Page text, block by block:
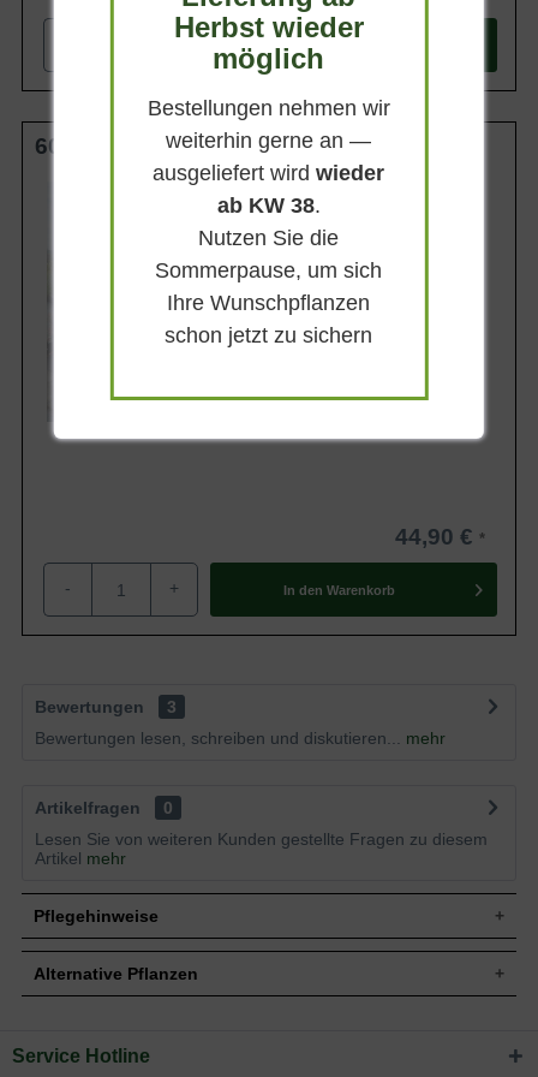
+ In den
60-80 cm C10
bis zu 2 m
Belaubung
Blatt- / Nadelfarbe
Mittelgrün
Standort
Lieferbar
44,90 €
- + In den Warenkorb
Bewertungen
3
Bewertungen lesen, schreiben und diskutieren...
mehr
Artikelfragen
0
Lesen Sie von weiteren Kunden gestellte Fragen zu diesem
Artikel mehr
Pflegehinweise
Pflanz- und Pflegetipps Leycesteria formosa /
Alternative Pflanzen
Sie suchen eine Alternative?
Herbst wieder
möglich
Bestellungen nehmen wir
weiterhin gerne an —
ausgeliefert wirdwieder
ab KW 38.
Nutzen Sie die
Sommerpause, um sich
Ihre Wunschpflanzen
schon jetzt zu sichern
Service Hotline